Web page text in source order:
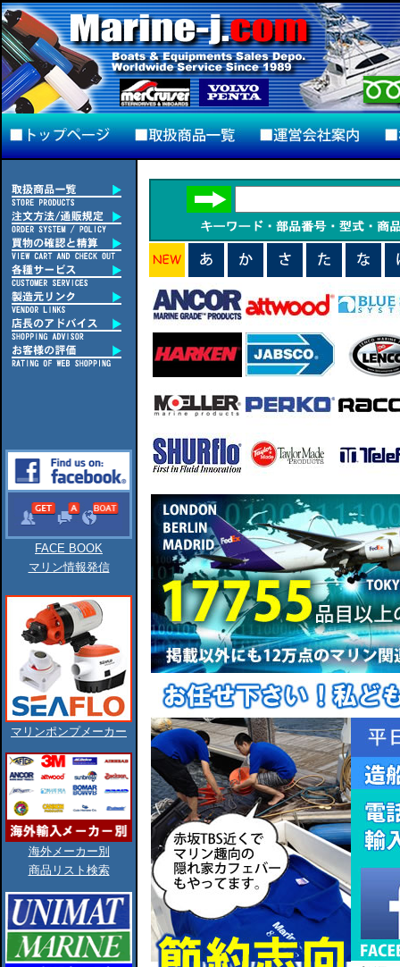
FACE BOOK
マリン情報発信
マリンポンプメーカー
海外メーカー別
商品リスト検索